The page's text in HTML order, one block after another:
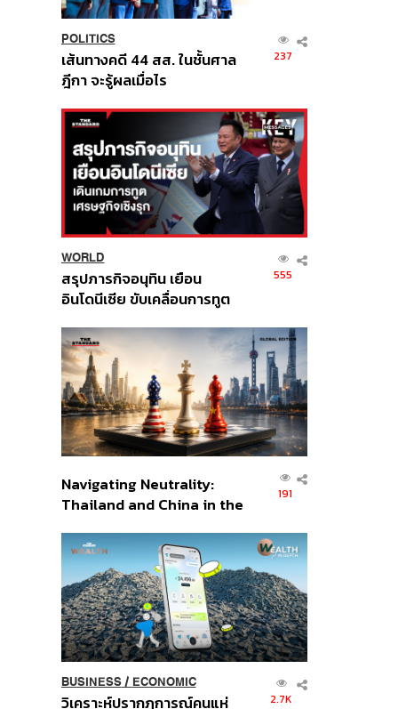
POLITICS
เส้นทางคดี 44 สส. ในชั้นศาล
ฎีกา จะรู้ผลเมื่อไร
237
WORLD
สรุปภารกิจอนุทิน เยือน
อินโดนีเซีย ขับเคลื่อนการทูต
ส่วนยุทธศาสตร์ไทย –
อินโดนีเซีย
555
Navigating Neutrality:
Thailand and China in the
Order
191
BUSINESS/ ECONOMIC
วิเคราะห์ปรากฏการณ์คนแห่ 2.7K